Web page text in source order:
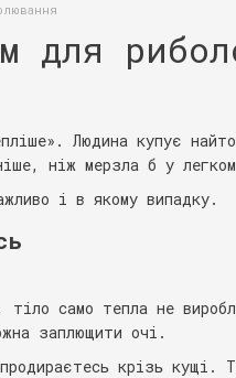
для
Людина купує
ніж мерзла б у
і в якому випадку.
тіло само тепла не
заплющити очі.
крізь кущі.